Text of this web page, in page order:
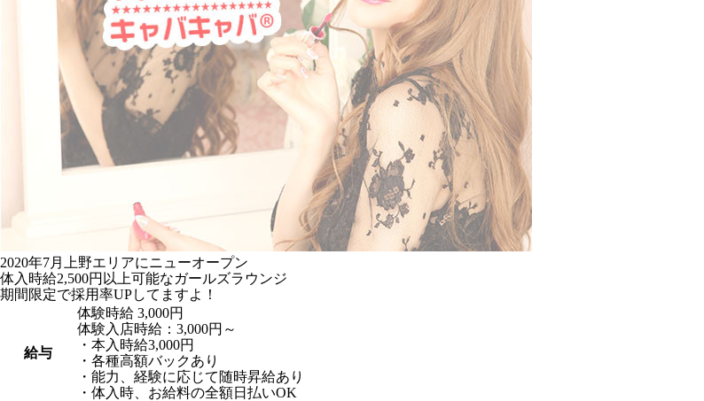
2020年7月上野エリアにニューオープン
体入時給2,500円以上可能なガールズラウンジ
期間限定で採用率UPしてますよ！
給与
体験時給 3,000円
体験入店時給：3,000円～
・本入時給3,000円
・各種高額バックあり
・能力、経験に応じて随時昇給あり
・体入時、お給料の全額日払いOK